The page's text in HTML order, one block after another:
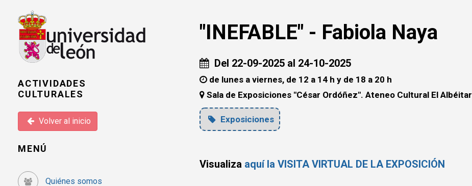
ACTIVIDADES
CULTURALES
Volver al inicio
MENÚ
Quiénes somos
"INEFABLE" - Fabiola Naya
Del 22-09-2025 al 24-10-2025
de lunes a viernes, de 12 a 14 h y de 18 a 20 h
Sala de Exposiciones "César Ordóñez". Ateneo Cultural El Albéitar
Exposiciones
Visualiza aquí la VISITA VIRTUAL DE LA EXPOSICIÓN